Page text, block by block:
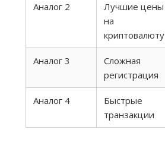
Аналог 2
Лучшие цены
на
криптовалюту
Аналог 3
Сложная
регистрация
Аналог 4
Быстрые
транзакции